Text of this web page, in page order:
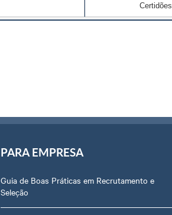
Certidões
PARA EMPRESA
Guia de Boas Práticas em Recrutamento e
Seleção